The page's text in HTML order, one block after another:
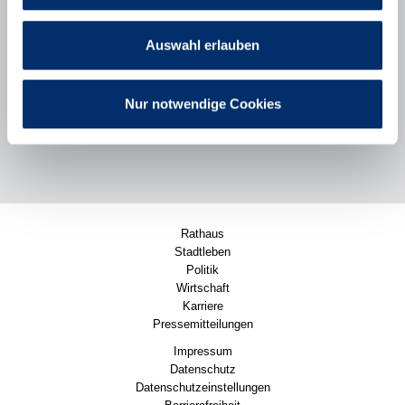
Auswahl erlauben
Nur notwendige Cookies
Bürgerbeteiligung
82178 Puchheim
089/80098-111
Nachricht senden
Rathaus
Stadtleben
Politik
Wirtschaft
Karriere
Pressemitteilungen
Impressum
Datenschutz
Datenschutzeinstellungen